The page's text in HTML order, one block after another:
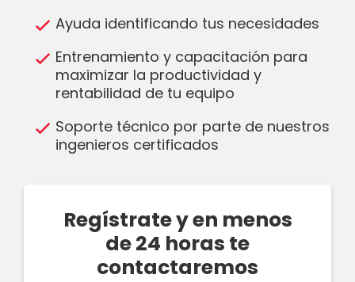
Ayuda identificando tus necesidades
Entrenamiento y capacitación para
maximizar la productividad y
rentabilidad de tu equipo
Soporte técnico por parte de nuestros
ingenieros certificados
Regístrate y en menos
de 24 horas te
contactaremos